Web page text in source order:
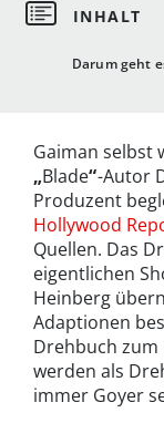
Darum geht
Gaiman selbst
„Blade“-Autor
Produzent
Hollywood
Quellen. Das
eigentlichen
Heinberg
Adaptionen
Drehbuch zum
werden als
immer Goyer